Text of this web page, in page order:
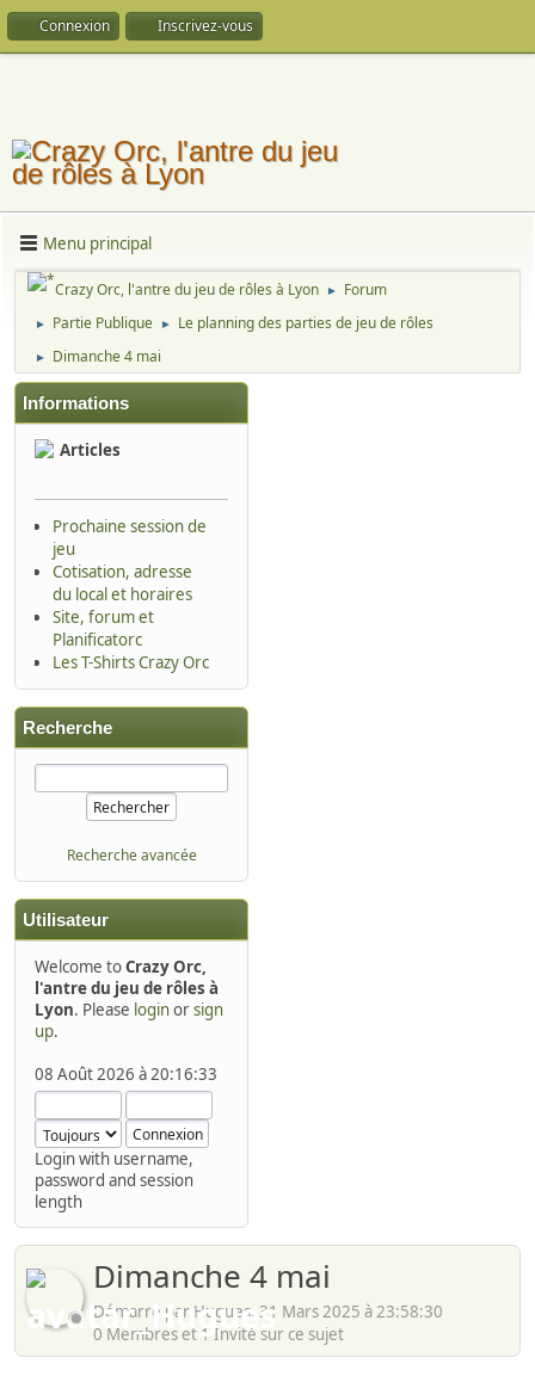
Connexion Inscrivez-vous
Menu principal
Crazy Orc, l'antre du jeu de rôles à Lyon ► Forum
► Partie Publique ► Le planning des parties de jeu de rôles
► Dimanche 4 mai
Informations
Articles
Prochaine session de
jeu
Cotisation, adresse
du local et horaires
Site, forum et
Planificatorc
Les T-Shirts Crazy Orc
Recherche
Recherche avancée
Utilisateur
Welcome toCrazy Orc,
l'antre du jeu de rôles à
Lyon. Please loginorsign
up.
08 Août 2026 à 20:16:33
Login with username,
password and session
length
Dimanche 4 mai
Démarré par Hugues, 31 Mars 2025 à 23:58:30
0 Membres et 1 Invité sur ce sujet